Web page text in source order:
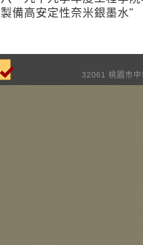
製備高安定性奈米銀墨水"
32061 桃園市